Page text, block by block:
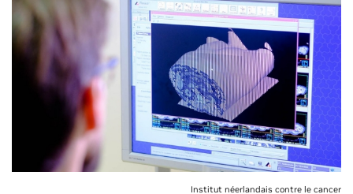
Institut néerlandais contre le cancer